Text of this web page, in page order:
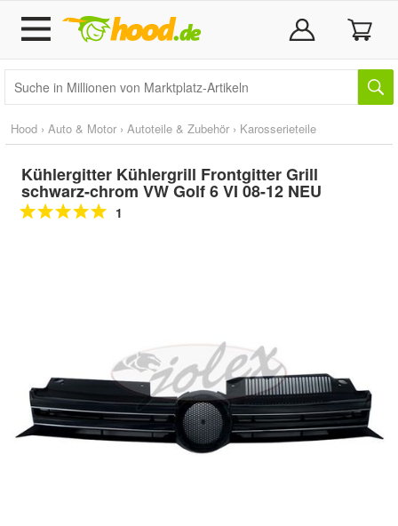
Hood › Auto & Motor › Autoteile & Zubehör › Karosserieteile
Kühlergitter Kühlergrill Frontgitter Grill
schwarz-chrom VW Golf 6 VI 08-12 NEU
1